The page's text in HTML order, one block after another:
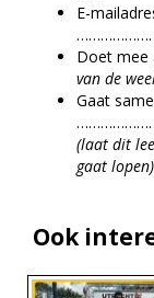
E-
Doet
van de
Gaat
(laat dit
gaat lopen)
Ook